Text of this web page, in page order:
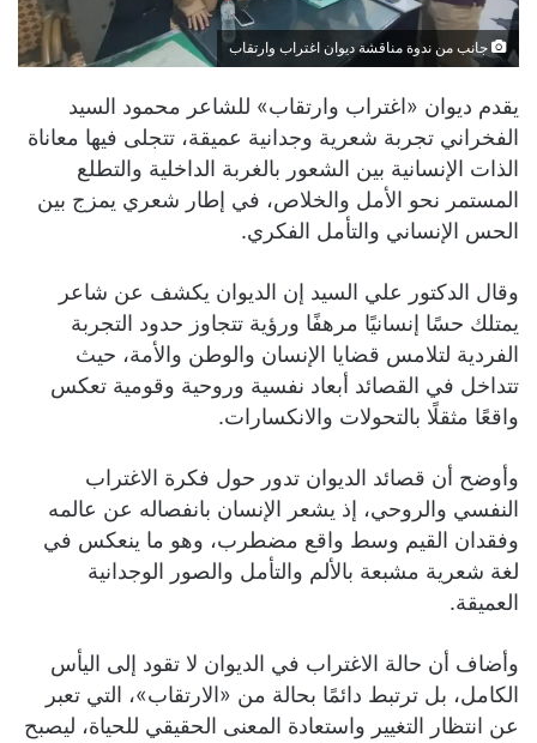
جانب من ندوة مناقشة ديوان اغتراب وارتقاب
يقدم ديوان «اغتراب وارتقاب» للشاعر محمود السيد
الفخراني تجربة شعرية وجدانية عميقة، تتجلى فيها معاناة
الذات الإنسانية بين الشعور بالغربة الداخلية والتطلع
المستمر نحو الأمل والخلاص، في إطار شعري يمزج بين
الحس الإنساني والتأمل الفكري.
وقال الدكتور علي السيد إن الديوان يكشف عن شاعر
يمتلك حسًا إنسانيًا مرهفًا ورؤية تتجاوز حدود التجربة
الفردية لتلامس قضايا الإنسان والوطن والأمة، حيث
تتداخل في القصائد أبعاد نفسية وروحية وقومية تعكس
واقعًا مثقلًا بالتحولات والانكسارات.
وأوضح أن قصائد الديوان تدور حول فكرة الاغتراب
النفسي والروحي، إذ يشعر الإنسان بانفصاله عن عالمه
وفقدان القيم وسط واقع مضطرب، وهو ما ينعكس في
لغة شعرية مشبعة بالألم والتأمل والصور الوجدانية
العميقة.
وأضاف أن حالة الاغتراب في الديوان لا تقود إلى اليأس
الكامل، بل ترتبط دائمًا بحالة من «الارتقاب»، التي تعبر
عن انتظار التغيير واستعادة المعنى الحقيقي للحياة، ليصبح